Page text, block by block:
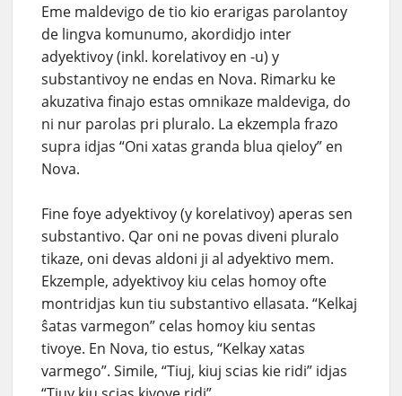
Eme maldevigo de tio kio erarigas parolantoy
de lingva komunumo, akordidjo inter
adyektivoy (inkl. korelativoy en -u) y
substantivoy ne endas en Nova. Rimarku ke
akuzativa finajo estas omnikaze maldeviga, do
ni nur parolas pri pluralo. La ekzempla frazo
supra idjas “Oni xatas granda blua qieloy” en
Nova.
Fine foye adyektivoy (y korelativoy) aperas sen
substantivo. Qar oni ne povas diveni pluralo
tikaze, oni devas aldoni ji al adyektivo mem.
Ekzemple, adyektivoy kiu celas homoy ofte
montridjas kun tiu substantivo ellasata. “Kelkaj
ŝatas varmegon” celas homoy kiu sentas
tivoye. En Nova, tio estus, “Kelkay xatas
varmego”. Simile, “Tiuj, kiuj scias kie ridi” idjas